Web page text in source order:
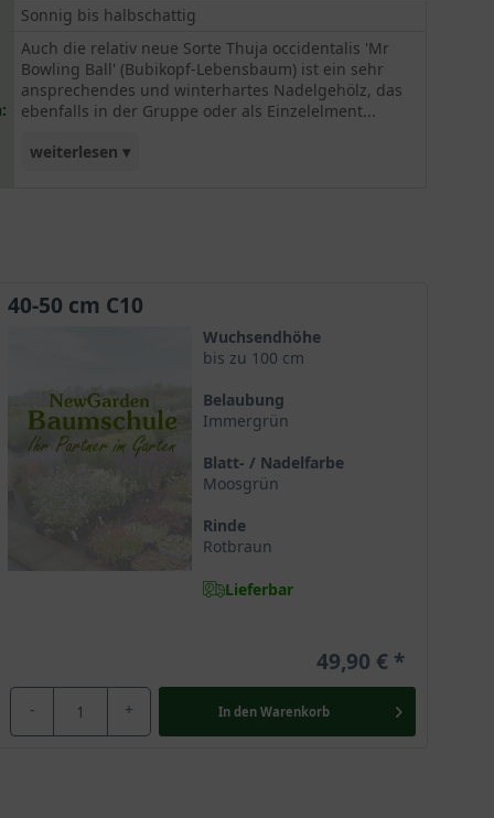
Sonnig bis halbschattig
Auch die relativ neue Sorte Thuja occidentalis 'Mr
Bowling Ball' (Bubikopf-Lebensbaum) ist ein sehr
ansprechendes und winterhartes Nadelgehölz, das
ebenfalls in der Gruppe oder als Einzelelment...
weiterlesen ▾
40-50 cm C10
Wuchsendhöhe
bis zu 100 cm
Belaubung
Immergrün
Blatt- / Nadelfarbe
Moosgrün
Rinde
Rotbraun
Lieferbar
49,90 €
- + In den Warenkorb